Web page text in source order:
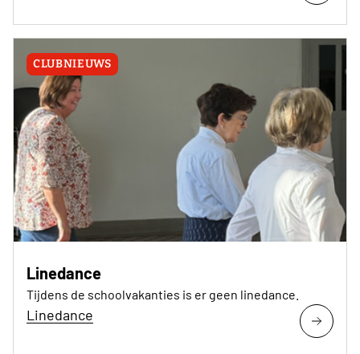
CLUBNIEUWS
Linedance
Tijdens de schoolvakanties is er geen linedance.
Linedance